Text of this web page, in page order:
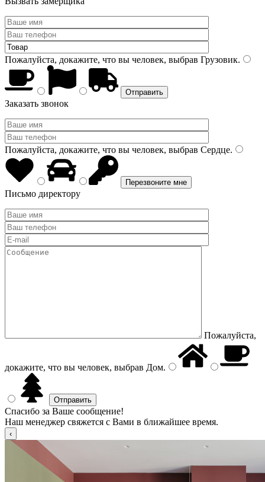
Пожалуйста, докажите, что вы человек, выбрав Грузовик.
Заказать звонок
Пожалуйста, докажите, что вы человек, выбрав Сердце.
Письмо директору
Пожалуйста,
докажите, что вы человек, выбрав Дом.
Спасибо за Ваше сообщение!
Наш менеджер свяжется с Вами в ближайшее время.